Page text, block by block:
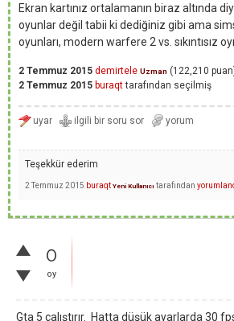
Ekran kartınız ortalamanın biraz altında
oyunlar değil tabii ki dediğiniz gibi ama
oyunları, modern warfere 2 vs. sıkıntısız
2 Temmuz 2015 demirtele Uzman (122,210
2 Temmuz 2015 buraqttarafından seçilmiş
Teşekkür ederim
2 Temmuz 2015 buraqt Yeni Kullanıcı tarafından
0
oy
Gta 5 çalıştırır. Hatta düşük ayarlarda 30